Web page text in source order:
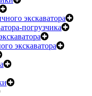
экскаватора
погрузчика
экскаватора